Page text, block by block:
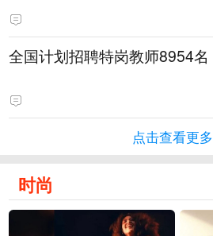
全国计划招聘特岗教师8954名
点击查看更多
时尚